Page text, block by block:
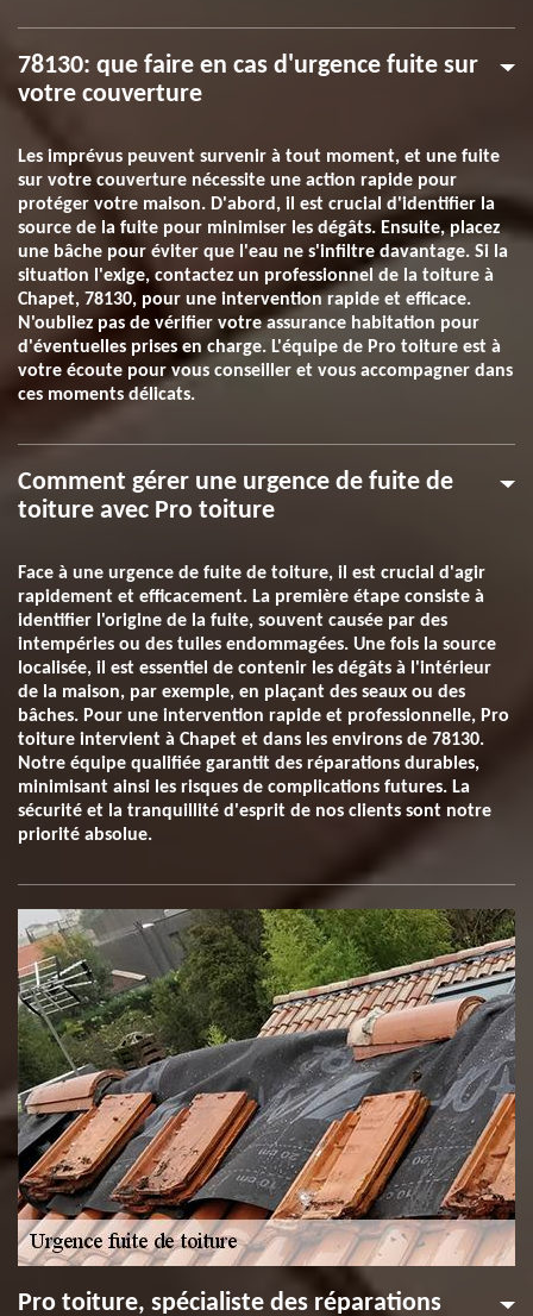
78130: que faire en cas d'urgence fuite sur
votre couverture
Les imprévus peuvent survenir à tout moment, et une fuite
sur votre couverture nécessite une action rapide pour
protéger votre maison. D'abord, il est crucial d'identifier la
source de la fuite pour minimiser les dégâts. Ensuite, placez
une bâche pour éviter que l'eau ne s'infiltre davantage. Si la
situation l'exige, contactez un professionnel de la toiture à
Chapet, 78130, pour une intervention rapide et efficace.
N'oubliez pas de vérifier votre assurance habitation pour
d'éventuelles prises en charge. L'équipe de Pro toiture est à
votre écoute pour vous conseiller et vous accompagner dans
ces moments délicats.
Comment gérer une urgence de fuite de
toiture avec Pro toiture
Face à une urgence de fuite de toiture, il est crucial d'agir
rapidement et efficacement. La première étape consiste à
identifier l'origine de la fuite, souvent causée par des
intempéries ou des tuiles endommagées. Une fois la source
localisée, il est essentiel de contenir les dégâts à l'intérieur
de la maison, par exemple, en plaçant des seaux ou des
bâches. Pour une intervention rapide et professionnelle, Pro
toiture intervient à Chapet et dans les environs de 78130.
Notre équipe qualifiée garantit des réparations durables,
minimisant ainsi les risques de complications futures. La
sécurité et la tranquillité d'esprit de nos clients sont notre
priorité absolue.
Pro toiture, spécialiste des réparations